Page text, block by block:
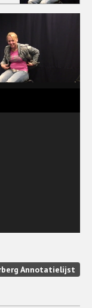
Annotatielijst